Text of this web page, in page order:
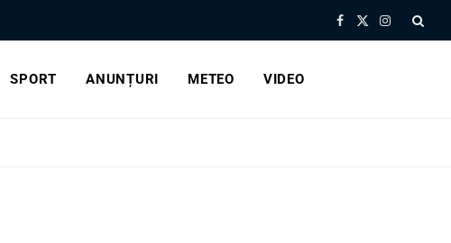
Facebook
X
Instagram
SPORT ANUNȚURI METEO VIDEO